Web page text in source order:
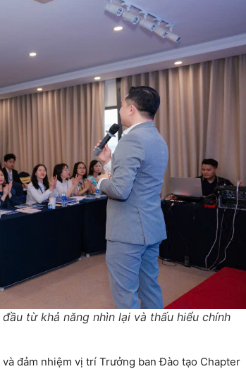
từ khả năng nhìn lại và thấu hiểu chính
đảm nhiệm vị trí Trưởng ban Đào tạo Chapter